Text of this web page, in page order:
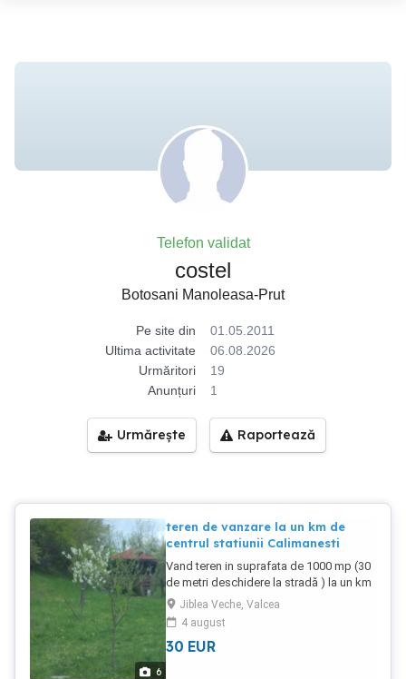
Telefon validat
costel
Botosani Manoleasa-Prut
Pe site din
01.05.2011
Ultima activitate
06.08.2026
Urmăritori
19
Anunțuri
1
Urmărește Raportează
6
teren de vanzare la un km de
centrul statiunii Calimanesti
Vand teren in suprafata de 1000 mp (30
de metri deschidere la stradă ) la un km
de centrul localitatii Calimanesti Valcea.
Utilitati: curent electric, apa, canalizare,
gaz metan, accesul se face pe sosea
asfaltata
Jiblea Veche, Valcea
4 august
30 EUR